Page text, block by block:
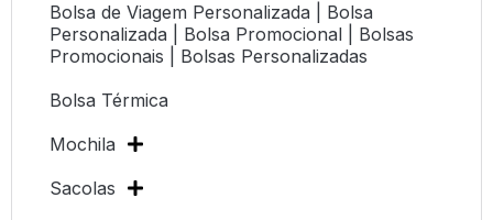
Bolsa de Viagem Personalizada | Bolsa
Personalizada | Bolsa Promocional | Bolsas
Promocionais | Bolsas Personalizadas
Bolsa Térmica
Mochila
Sacolas